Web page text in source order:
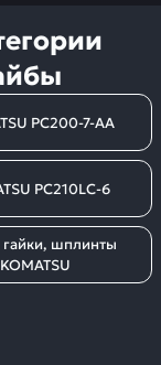
PC200-7-AA
PC210LC-6
гайки, шплинты
KOMATSU